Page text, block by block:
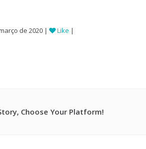
de 2020 | Like |
Choose Your Platform!